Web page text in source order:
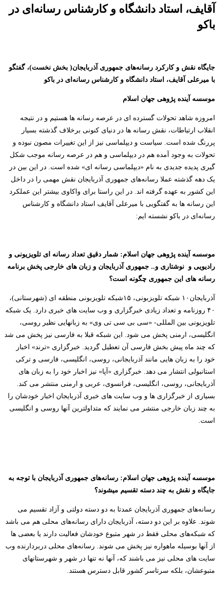
آقایف، استاد دانشگاه و کارشناس رسانه‌ای در
باکو
جایگاه نقش و کارکرد رسانه‌های جمهوری آذربایجان( بخش نخست)،گفتگو
با میرعلی آقایف، استاد دانشگاه و کارشناس رسانه‌ای در باکو
موسسه آینده پژوهی جهان اسلام
امروزه شاهد تحولات گسترده ای در عرصه رسانه ها هستیم و در نتیجه
انقلاب ارتباطات، نقش رسانه ها در دنیای کنونی برخلاف گذشته بسیار
پررنگ شده است. سیاست و دیپلماسی نیز از این تغییرات مصون نبوده و
تحولات به وجود آمده هم در دیپلماسی و هم در عرصه رسانه موجب شکل
گیری پدیده جدیدی به نام «دیپلماسی رسانه ای» شده است. در این بین در
یک دهه گذشته عملا رسانه‌های جمهوری آذربایجان نقش مهمی را در داخل
این کشور به عهده گرفته اند. در این راستا برای واکاوی بیشتر این عملکرد
این رسانه ها به گفتگویی با میرعلی آقایف استاد دانشگاه و کارشناس
رسانه‌ای در باکو نشسته ایم:
موسسه آینده پژوهی جهان اسلام: شمار دقیق تعداد رسانه ای تلویزیونی و
رادیویی و نوشتاری و.. جمهوری آذربایجان و زبان های خارجی پخش برنامه
رسانه های این جمهوری چگونه است؟
آذربایجان۱۰ شبکه تلویزبونی، ۱۵شبکه تلویزبونی منطقه ای (شهرستانی)،
۴۰ روزنامه و تعداد زیادی خبرگزاری و وب سایت های خبری دارد. یک شبکه
تلویزیونی بین المللی- «سی بی سی تی وی» به زبانهایی نظیر روسی،
انگلیسی، ارمنی پخش می شود. این شبکه قبلا به فارسی نیز پخش می شد
که چند ماه پیش بخش فارسی آن تعطیل گردید. خبرگزاری «ترند» اخبار
خود را به زبان هایی مانند آذربایجانی، روسی، انگلیسی، فارسی و ترکی
استانبولی انتشار می دهد. خبرگزاری «آپا» نیز اخبار خود را به زبان های
آذربایجانی، روسی، انگلیسی، فرانسوی، عربی و ارمنی منتشر می کند.
بسیاری از خبرگزاری ها و وب سایت های خبری آذربایجان اخبار خودشان را
به چند زبان خارجی منتشر می نمایند که متداولترین آنها روسی و انگلیسی
است.
موسسه آینده پژوهی جهان اسلام: رسانه‌های جمهوری آذربایجان با توجه به
جایگاه و نقش به چند دسته تقسیم میشوند؟
رسانه‌های جمهوری آذربایجان عمدتا به دو دسته دولتی و آزاد تقسیم می
شوند. علاوه بر این دو دسته، آذربایجان دارای رسانه‌های محلی هم می باشد
که شبکه‌های محلی فقط در شهر متبوع خودشان فعالیت دارند یا بعضی ها
از آنها بوسیله ماهواره نیز پخش می شوند. رسانه‌های محلی دربردارنده وب
سایت های محلی نیز می باشند که، آنها نه تنها در شهر و شهرستانهای
متبوعشان، بلکه سرتاسر کشور قابل دسترس هستند.